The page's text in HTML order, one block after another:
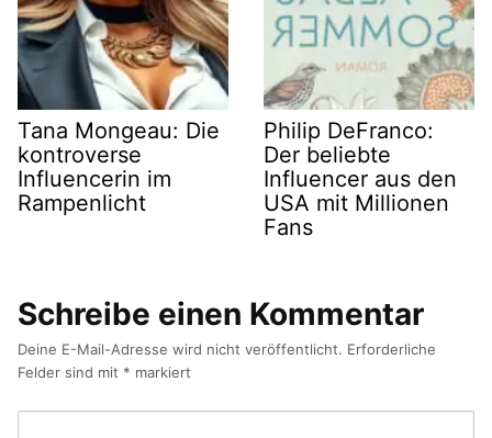
Tana Mongeau: Die
kontroverse
Influencerin im
Rampenlicht
Philip DeFranco:
Der beliebte
Influencer aus den
USA mit Millionen
Fans
Schreibe einen Kommentar
Deine E-Mail-Adresse wird nicht veröffentlicht. Erforderliche
Felder sind mit * markiert